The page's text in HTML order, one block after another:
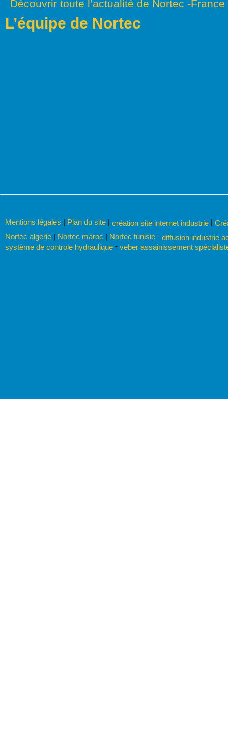
Découvrir toute l’actualité de Nortec -France
L’équipe de Nortec
Mentions légales | Plan du site | création site internet industrie |
Nortec algerie | Nortec maroc | Nortec tunisie - diffusion industrie
système de controle hydraulique - veber assainissement